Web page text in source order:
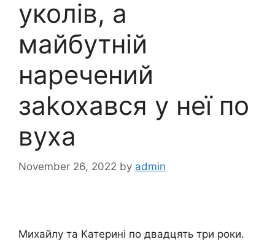
уколів, а
майбутній
наречений
заkохався у неї по
вуха
November 26, 2022 by admin
Михайлу та Катерині по двадцять три роки.